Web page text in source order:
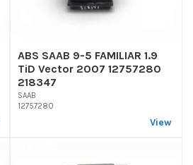
ABS SAAB 9-5 FAMILIAR 1.9
TiD Vector 2007 12757280
218347
SAAB
12757280
View